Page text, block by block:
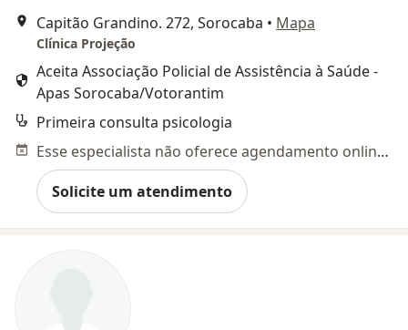
Capitão Grandino. 272, Sorocaba • Mapa
Clínica Projeção
Aceita Associação Policial de Assistência à Saúde -
Apas Sorocaba/Votorantim
Primeira consulta psicologia
Esse especialista não oferece agendamento online para esse endereço.
Solicite um atendimento